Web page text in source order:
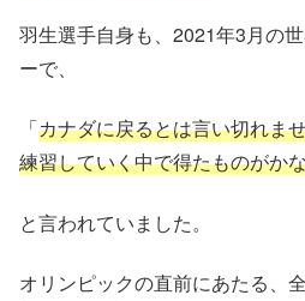
羽生選手自身も、2021年3月の
ーで、
「カナダに戻るとは言い切れま
練習していく中で得たものがか
と言われていました。
オリンピックの直前にあたる、